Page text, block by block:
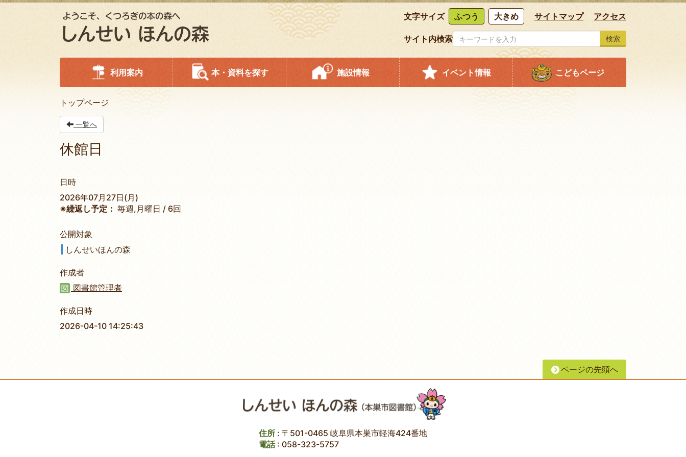
文字サイズ ふつう 大きめ サイトマップ アクセス
サイト内検索 検索
利用案内 本・資料を探す 施設情報 イベント情報 こどもページ
トップページ
一覧へ
休館日
日時
2026年07月27日(月)
※繰返し予定： 毎週,月曜日 / 6回
公開対象
しんせいほんの森
作成者
図書館管理者
作成日時
2026-04-10 14:25:43
ページの先頭へ
住所 : 〒501-0465 岐阜県本巣市軽海424番地
電話: 058-323-5757